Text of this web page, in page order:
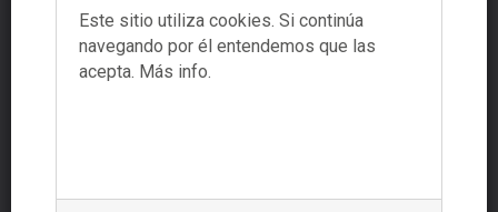
info@starplanning.es
Este sitio utiliza cookies. Si continúa
navegando por él entendemos que las
acepta. Más info.